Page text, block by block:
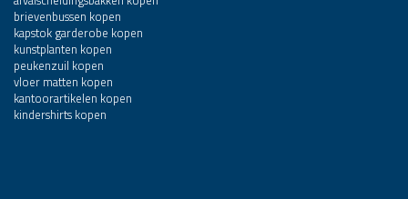
brievenbussen kopen
kapstok garderobe kopen
kunstplanten kopen
peukenzuil kopen
vloer matten kopen
kantoorartikelen kopen
kindershirts kopen